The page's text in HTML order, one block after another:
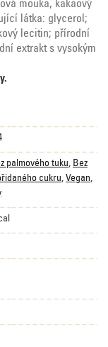
mouka, kakaový
látka: glycerol;
lecitin; přírodní
extrakt s vysokým
palmového tuku, Bez
cukru, Vegan,